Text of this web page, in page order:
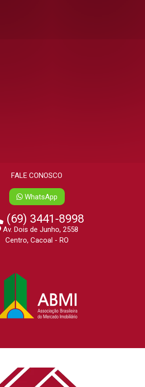
FALE CONOSCO
WhatsApp
(69) 3441-8998
Av. Dois de Junho, 2558
Centro, Cacoal - RO